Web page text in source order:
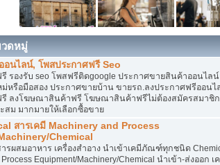
ดหมู่
อนไลน์, โพสประกาศฟรี Seo
รองรับ seo โพสฟรีติดgoogle ประกาศขายสินค้าออนไล
ม่หรือมือสอง ประกาศขายบ้าน ขายรถ.ลงประกาศฟรีออน
ลงโฆษณาสินค้าฟรี โฆษณาสินค้าฟรีไม่ต้องสมัครสมาชิก
สม มากมายให้เลือกซื้อขาย
สารเคมี Machinery and Process
Chemical
รผสมอาหาร เครื่องสำอาง นำเข้าเคมีภัณฑ์ทุกชนิด
Process Equipment/Machinery/Chemical นำเข้า-ส่งออก